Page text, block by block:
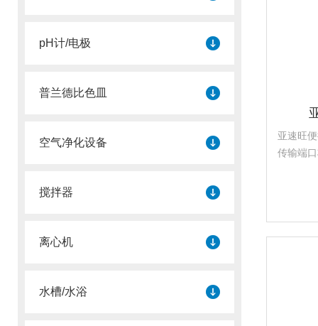
pH计/电极
普兰德比色皿
空气净化设备
搅拌器
离心机
水槽/水浴
亚速旺
传输端